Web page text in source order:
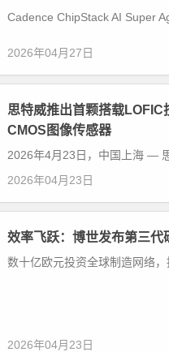
Cadence ChipStack AI Super
2026年04月27日
思特威推出首颗搭载LOFIC
CMOS图像传感器
2026年4月23日，中国上海 —
2026年04月23日
效率飞跃：博世发布第三代
数十亿欧元投资全球制造网络
2026年04月23日